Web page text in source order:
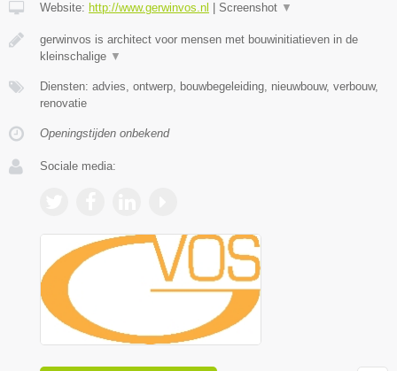
Website: http://www.gerwinvos.nl Screenshot ▼
gerwinvos is architect voor mensen met bouwinitiatieven in de
kleinschalige ▼
Diensten: advies, ontwerp, bouwbegeleiding, nieuwbouw, verbouw,
renovatie
Openingstijden onbekend
Sociale media: